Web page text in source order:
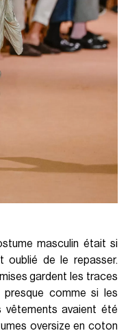
masculin était si
oublié de le repasser.
gardent les traces
presque comme si les
vêtements avaient été
oversize en coton